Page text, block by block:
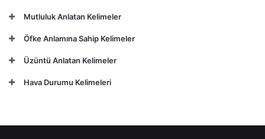
Mutluluk Anlatan Kelimeler
Öfke Anlamına Sahip Kelimeler
Üzüntü Anlatan Kelimeler
Hava Durumu Kelimeleri